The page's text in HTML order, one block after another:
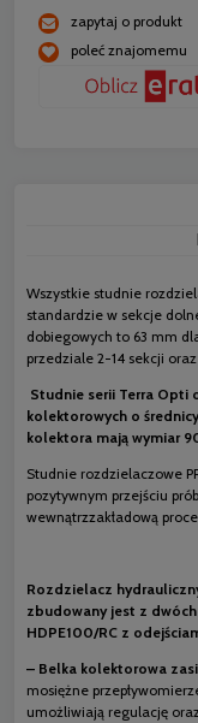
zapytaj o produkt
poleć znajomemu
Wszystkie studnie
standardzie w sekcje
dobiegowych to 63 mm
przedziale 2-14 sekcji
Studnie serii Terra Opti
kolektorowych o
kolektora mają wymiar
Studnie rozdzielaczowe
pozytywnym przejściu
wewnątrzzakładową
Rozdzielacz
zbudowany jest z
HDPE100/RC z
– Belka kolektorowa
mosiężne
umożliwiają regulację